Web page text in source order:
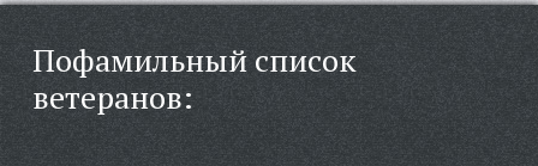
Пофамильный список
ветеранов: